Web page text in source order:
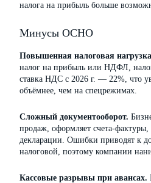
налога на прибыль больше
Минусы ОСНО
Повышенная налоговая
налог на прибыль или НДФЛ,
ставка НДС с 2026 г. — 22%, что
объёмнее, чем на спецрежимах.
Сложный документооборот.
продаж, оформляет счета-фактуры,
декларации. Ошибки приводят к
налоговой, поэтому компании
Кассовые разрывы при авансах.